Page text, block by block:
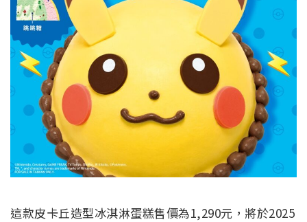
這款皮卡丘造型冰淇淋蛋糕售價為1,290元，將於2025